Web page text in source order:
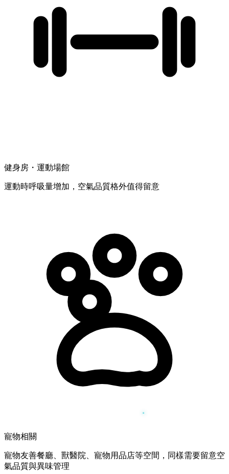
健身房・運動場館
運動時呼吸量增加，空氣品質格外值得留意
寵物相關
寵物友善餐廳、獸醫院、寵物用品店等空間，同樣需要留意空
氣品質與異味管理